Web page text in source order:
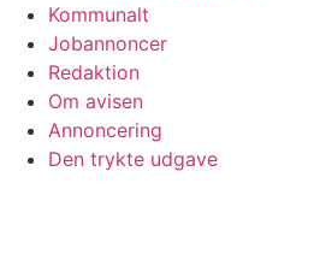
Kommunalt
Jobannoncer
Redaktion
Om avisen
Annoncering
Den trykte udgave